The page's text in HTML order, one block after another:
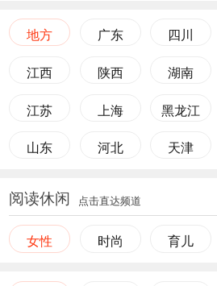
地方 广东 四川
江西 陕西 湖南
江苏 上海 黑龙江
山东 河北 天津
阅读休闲 点击直达频道
女性 时尚 育儿